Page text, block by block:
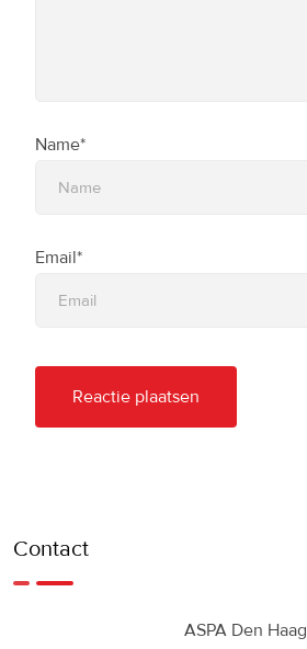
Name*
Email*
Contact
ASPA Den Haag